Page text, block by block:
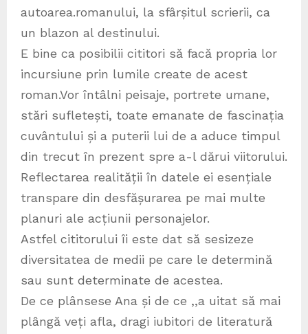
autoarea.romanului, la sfârșitul scrierii, ca
un blazon al destinului.
E bine ca posibilii cititori să facă propria lor
incursiune prin lumile create de acest
roman.Vor întâlni peisaje, portrete umane,
stări sufletești, toate emanate de fascinația
cuvântului și a puterii lui de a aduce timpul
din trecut în prezent spre a-l dărui viitorului.
Reflectarea realității în datele ei esențiale
transpare din desfășurarea pe mai multe
planuri ale acțiunii personajelor.
Astfel cititorului îi este dat să sesizeze
diversitatea de medii pe care le determină
sau sunt determinate de acestea.
De ce plânsese Ana și de ce ,,a uitat să mai
plângă veți afla, dragi iubitori de literatură